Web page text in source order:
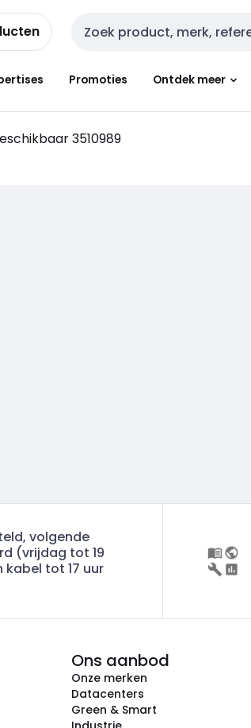
Zoekveld invoer
Promoties Ontdek meer
3510989
volgende
(vrijdag tot 19
kabel tot 17 uur
Ons aanbod
Onze merken
Datacenters
Green & Smart